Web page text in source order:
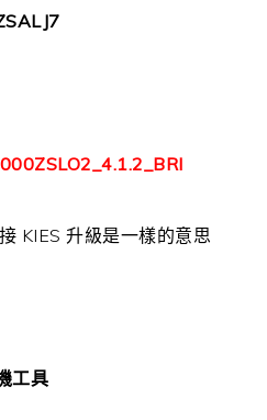
KIES 升級是一樣的意思
工具